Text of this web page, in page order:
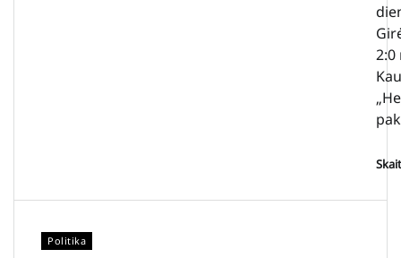
2:0
Politika